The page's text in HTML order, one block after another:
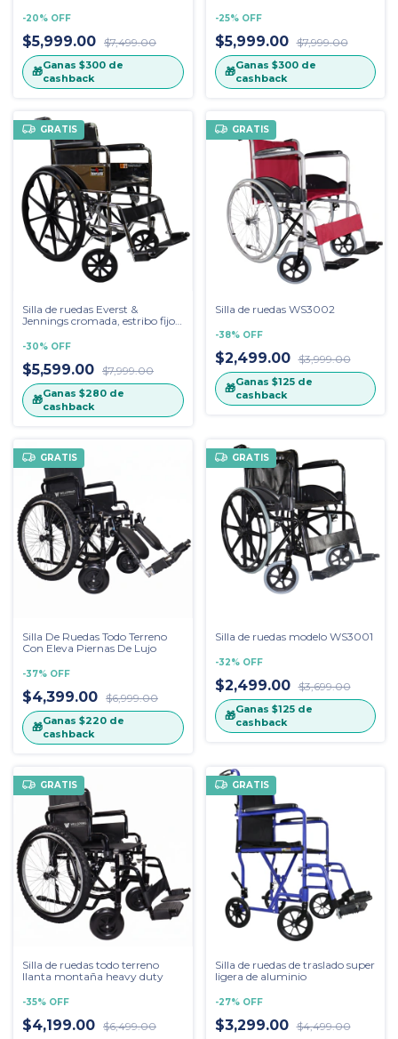
Gris Jaspeado
-20% OFF
$5,999.00 $7,499.00
🎁Ganas $300 de
cashback
Desmontable, Descansa Brazos
-25% OFF
$5,999.00 $7,999.00
🎁Ganas $300de
cashback
GRATIS
Silla de ruedas Everst &
Jennings cromada, estribo fijo
-30% OFF
$5,599.00 $7,999.00
🎁Ganas $280 de
cashback
GRATIS
Silla de ruedas WS3002
-38% OFF
$2,499.00 $3,999.00
🎁Ganas $125de
cashback
GRATIS
Silla De Ruedas Todo Terreno
Con Eleva Piernas De Lujo
-37% OFF
$4,399.00 $6,999.00
🎁Ganas $220 de
cashback
GRATIS
Silla de ruedas modelo WS3001
-32% OFF
$2,499.00 $3,699.00
🎁Ganas $125de
cashback
GRATIS
Silla de ruedas todo terreno
llanta montaña heavy duty
-35% OFF
$4,199.00 $6,499.00
GRATIS
Silla de ruedas de traslado super
ligera de aluminio
-27% OFF
$3,299.00 $4,499.00